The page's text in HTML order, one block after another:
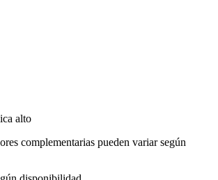
alto
complementarias pueden variar según